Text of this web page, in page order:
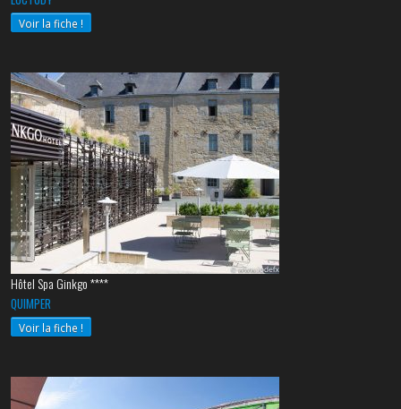
Voir la fiche !
Hôtel Spa Ginkgo ****
QUIMPER
Voir la fiche !